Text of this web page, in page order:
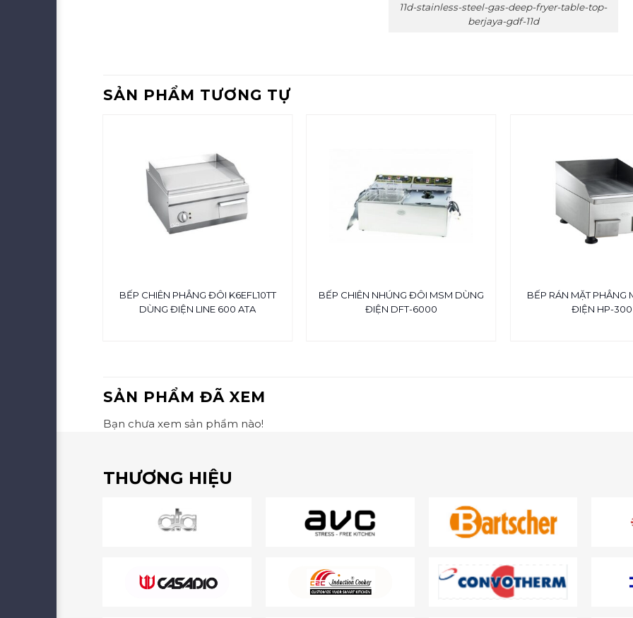
11d-stainless-steel-gas-deep-fryer-table-top-
berjaya-gdf-11d
SẢN PHẨM TƯƠNG TỰ
BẾP CHIÊN PHẲNG ĐÔI K6EFL10TT
DÙNG ĐIỆN LINE 600 ATA
BẾP CHIÊN NHÚNG ĐÔI MSM DÙNG
ĐIỆN DFT-6000
BẾP RÁN MẶT PHẲNG
ĐIỆN HP-
SẢN PHẨM ĐÃ XEM
Bạn chưa xem sản phẩm nào!
THƯƠNG HIỆU